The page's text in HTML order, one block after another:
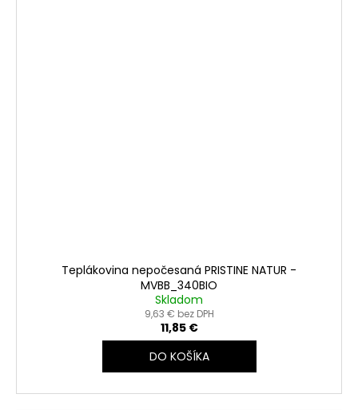
Teplákovina nepočesaná PRISTINE NATUR -
MVBB_340BIO
Skladom
9,63 € bez DPH
11,85 €
DO KOŠÍKA